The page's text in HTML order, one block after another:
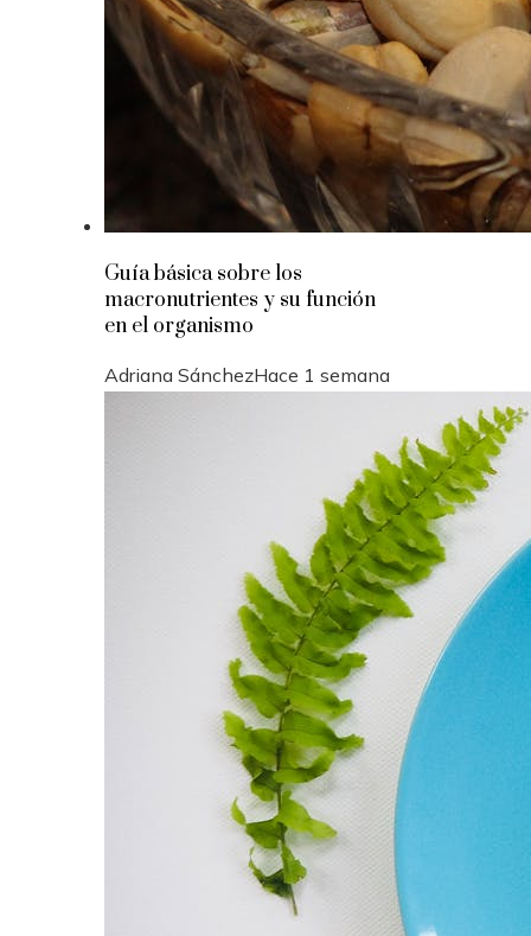
Guía básica sobre los
macronutrientes y su función
en el organismo
Adriana SánchezHace 1 semana